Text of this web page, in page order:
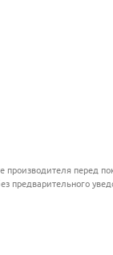
перед
предварительного